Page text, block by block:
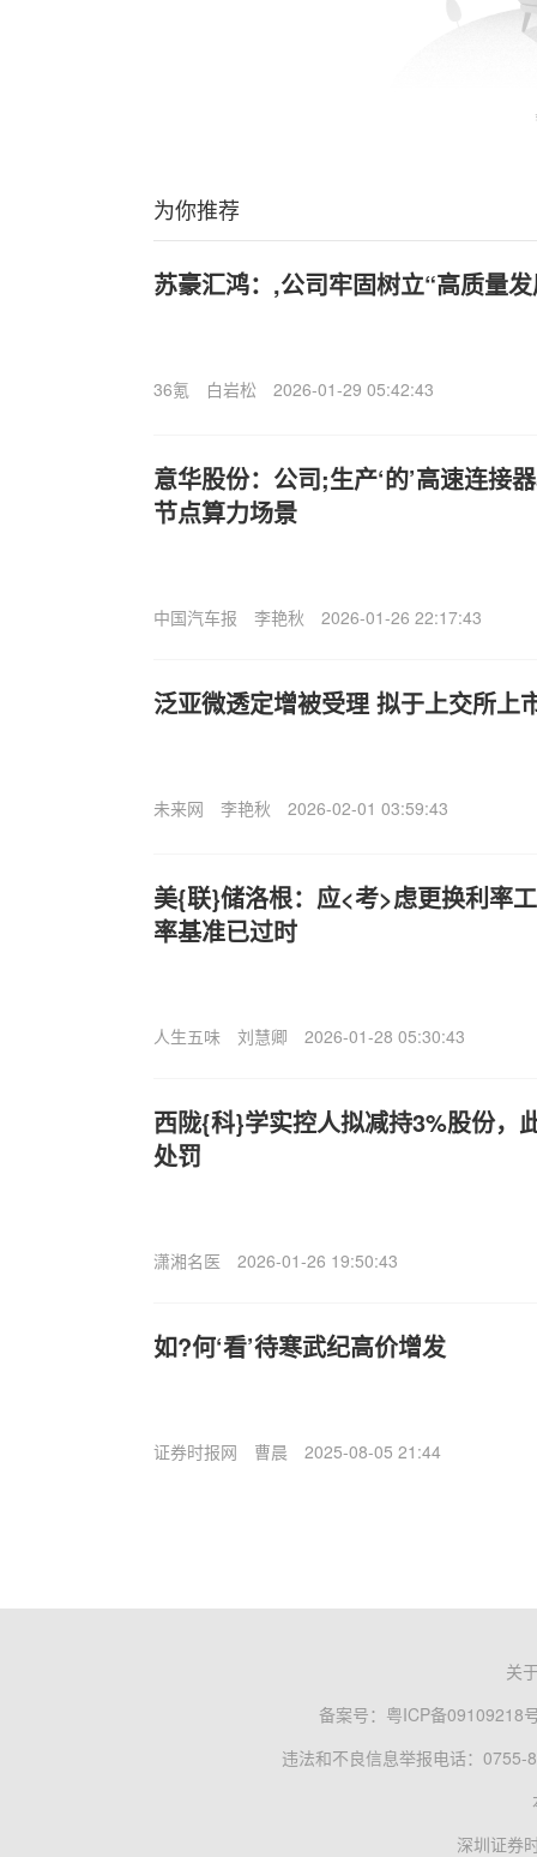
为你推荐
苏豪汇鸿：,公司牢固树立“高质量
36氪 白岩松 2026-01-29 05:42:43
意华股份：公司;生产‘的’高速连接
节点算力场景
中国汽车报 李艳秋 2026-01-26 22:17:43
泛亚微透定增被受理 拟于上交所上
未来网 李艳秋 2026-02-01 03:59:43
美{联}储洛根：应<考>虑更换利率
率基准已过时
人生五味 刘慧卿 2026-01-28 05:30:43
西陇{科}学实控人拟减持3%股份，
处罚
潇湘名医 2026-01-26 19:50:43
如?何‘看’待寒武纪高价增发
证券时报网 曹晨 2025-08-05 21:44
关
备案号： 粤ICP备09109218
违法和不良信息举报电话：0755-
深圳证券